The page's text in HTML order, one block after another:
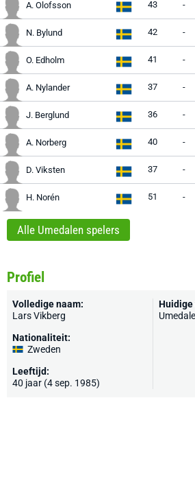
A. Olofsson 43 -
N. Bylund 42 -
O. Edholm 41 -
A. Nylander 37 -
J. Berglund 36 -
A. Norberg 40 -
D. Viksten 37 -
H. Norén 51 -
Alle Umedalen spelers
Profiel
Volledige naam:
Lars Vikberg
Nationaliteit:
Zweden
Leeftijd:
40 jaar (4 sep. 1985)
Huidige